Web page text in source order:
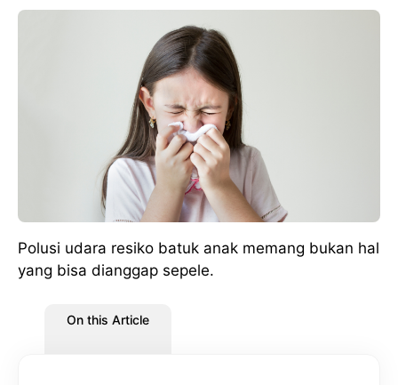
Polusi udara resiko batuk anak memang bukan hal
yang bisa dianggap sepele.
On this Article